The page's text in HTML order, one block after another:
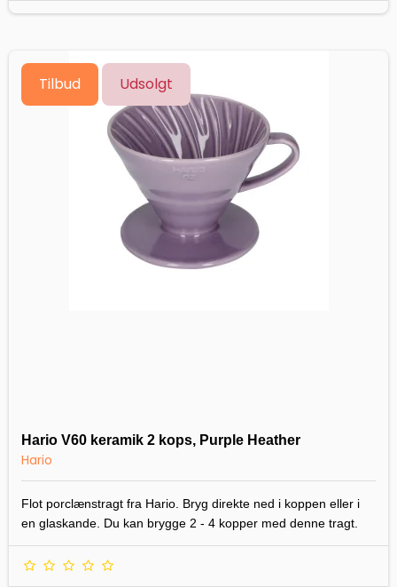
Tilbud Udsolgt
Hario V60 keramik 2 kops, Purple Heather
Hario
Flot porclænstragt fra Hario. Bryg direkte ned i koppen eller i
en glaskande. Du kan brygge 2 - 4 kopper med denne tragt.